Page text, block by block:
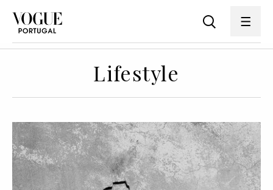
Lifestyle